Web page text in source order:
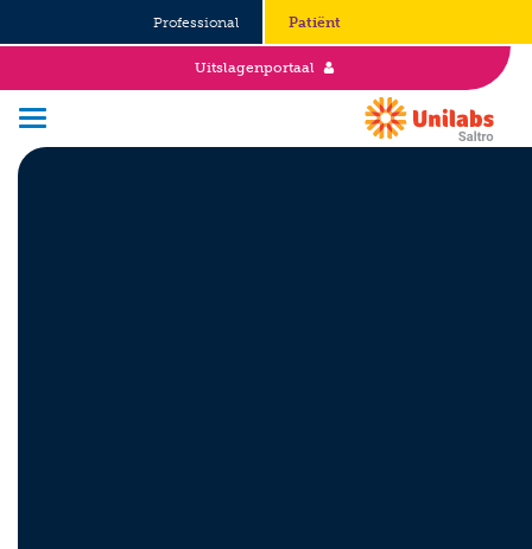
Professional Patiënt
Uitslagenportaal